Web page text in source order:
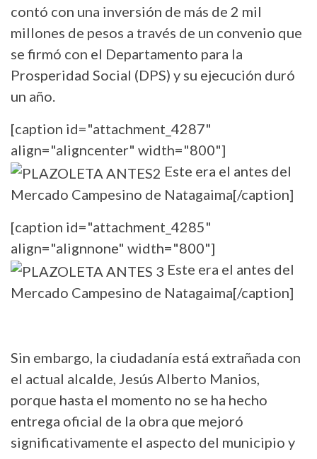
contó con una inversión de más de 2 mil
millones de pesos a través de un convenio que
se firmó con el Departamento para la
Prosperidad Social (DPS) y su ejecución duró
un año.
[caption id="attachment_4287"
align="aligncenter" width="800"]
Este era el antes del
Mercado Campesino de Natagaima[/caption]
[caption id="attachment_4285"
align="alignnone" width="800"]
Este era el antes del
Mercado Campesino de Natagaima[/caption]
Sin embargo, la ciudadanía está extrañada con
el actual alcalde, Jesús Alberto Manios,
porque hasta el momento no se ha hecho
entrega oficial de la obra que mejoró
significativamente el aspecto del municipio y